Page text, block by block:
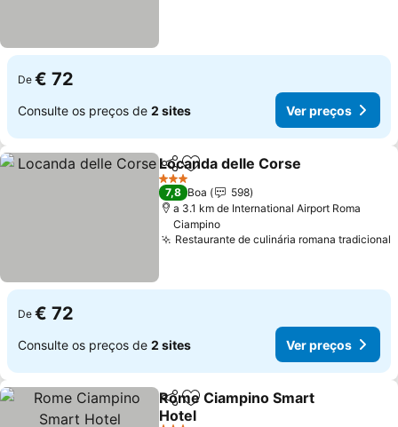
De € 72
Consulte os preços de 2 sites Ver preços
PartilharAdicionar aos favoritos
Locanda delle Corse
3 Estrelas
7,8 Boa
598
a 3.1 km de International Airport Roma
Ciampino
Restaurante de culinária romana tradicional
De € 72
Consulte os preços de 2 sites Ver preços
PartilharAdicionar aos favoritos
Rome Ciampino Smart
Hotel